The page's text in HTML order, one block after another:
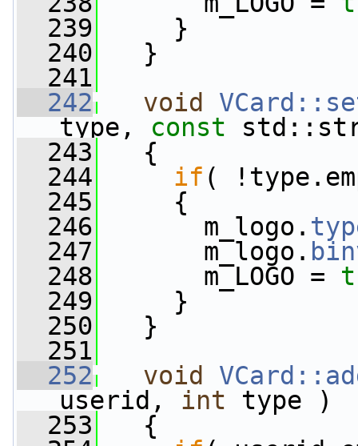
  239
}
  240
}
  241
  242
void
type, const
  243
{
  244
if (
  245
{
  246
m_logo.
  247
m_logo.
  248
m_LOGO =
  249
}
  250
}
  251
  252
void
userid, int type )
  253
{